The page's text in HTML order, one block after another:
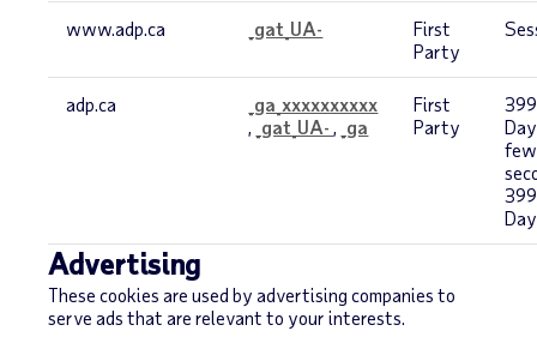
www.adp.ca _gat_UA-
First
Party
adp.ca
_ga_xxxxxxxxxx
, _gat_UA-, _ga
First
Party
399
few
399
Advertising
These cookies are used by advertising companies to
serve ads that are relevant to your interests.